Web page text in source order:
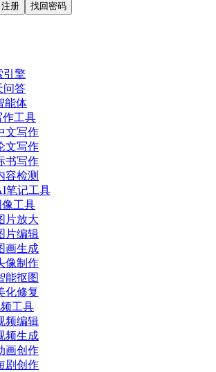
注册 找回密码
引擎
问答
能体
作工具
文写作
文写作
书写作
容检测
笔记工具
工具
片放大
片编辑
画生成
像制作
能抠图
化修复
工具
频编辑
频生成
画创作
剧创作